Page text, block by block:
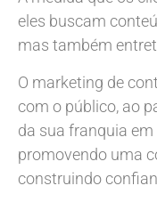
eles buscam
mas também
O marketing de
com o público, ao
da sua franquia
promovendo uma
construindo